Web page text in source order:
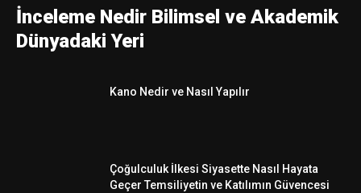
İnceleme Nedir Bilimsel ve Akademik
Dünyadaki Yeri
Kano Nedir ve Nasıl Yapılır
Çoğulculuk İlkesi Siyasette Nasıl Hayata
Geçer Temsiliyetin ve Katılımın Güvencesi